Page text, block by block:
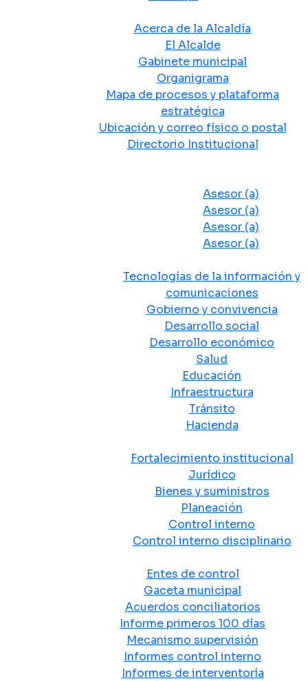
Acerca de la Alcaldía
El Alcalde
Gabinete municipal
Organigrama
Mapa de procesos y plataforma
estratégica
Ubicación y correo físico o postal
Directorio Institucional
Asesor (a)
Asesor (a)
Asesor (a)
Asesor (a)
Tecnologías de la información y
comunicaciones
Gobierno y convivencia
Desarrollo social
Desarrollo económico
Salud
Educación
Infraestructura
Tránsito
Hacienda
Fortalecimiento institucional
Jurídico
Bienes y suministros
Planeación
Control interno
Control interno disciplinario
Entes de control
Gaceta municipal
Acuerdos conciliatorios
Informe primeros 100 días
Mecanismo supervisión
Informes control interno
Informes de interventoría